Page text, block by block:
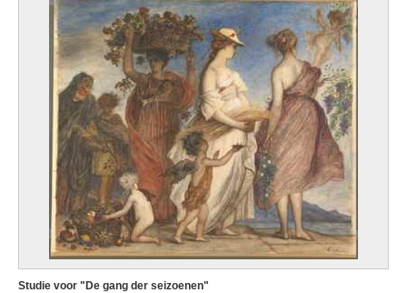
Studie voor "De gang der seizoenen"